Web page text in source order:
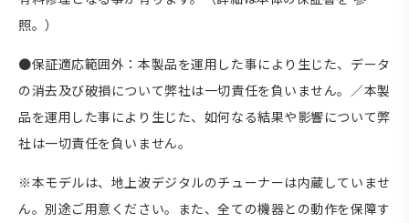
照。）
●保証適応範囲外：本製品を運用した事により生じた、データ
の消去及び破損について弊社は一切責任を負いません。／本製
品を運用した事により生じた、如何なる結果や影響について弊
社は一切責任を負いません。
※本モデルは、地上波デジタルのチューナーは内蔵していませ
ん。別途ご用意ください。また、全ての機器との動作を保障す